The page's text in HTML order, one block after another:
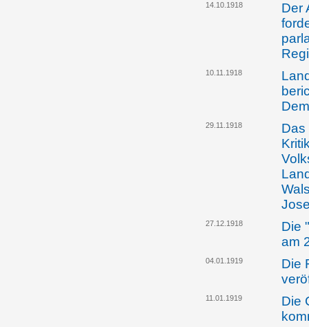
14.10.1918
Der
10.11.1918
29.11.1918
Das
27.12.1918
Die
am
04.01.1919
Die
11.01.1919
Die